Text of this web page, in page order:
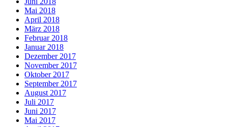
Mai 2018
April 2018
März 2018
Februar 2018
Januar 2018
Dezember 2017
November 2017
Oktober 2017
September 2017
August 2017
Juli 2017
Juni 2017
Mai 2017